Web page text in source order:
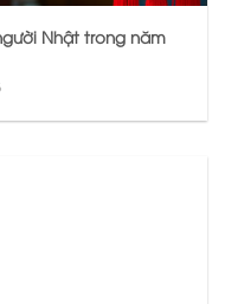
Nhật trong năm